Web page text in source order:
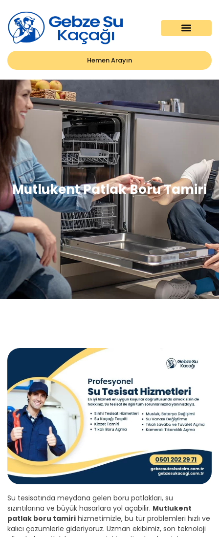
Hemen Arayın
Mutlukent Patlak Boru Tamiri
Su tesisatında meydana gelen boru patlakları, su
sızıntılarına ve büyük hasarlara yol açabilir. Mutlukent
patlak boru tamiri hizmetimizle, bu tür problemleri hızlı ve
kalıcı çözümlerle gideriyoruz. Uzman ekibimiz, son teknoloji